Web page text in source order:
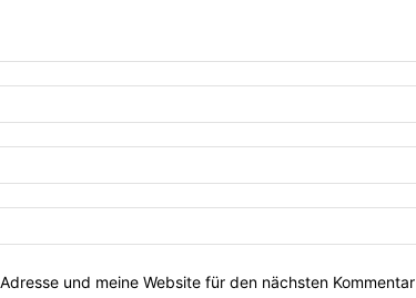
und meine Website für den nächsten Kommentar